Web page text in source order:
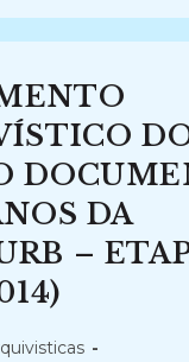
ACERVO
TRIBUNAL
REGIONAL
ELEITORAL
DO
ESTADO
DO
(2015-
2016)
DA
–